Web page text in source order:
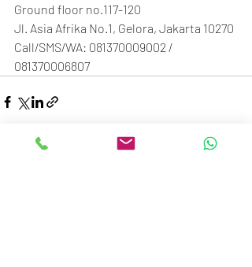
Ground floor no.117-120
Jl. Asia Afrika No.1, Gelora, Jakarta 10270
Call/SMS/WA: 081370009002 /
081370006807